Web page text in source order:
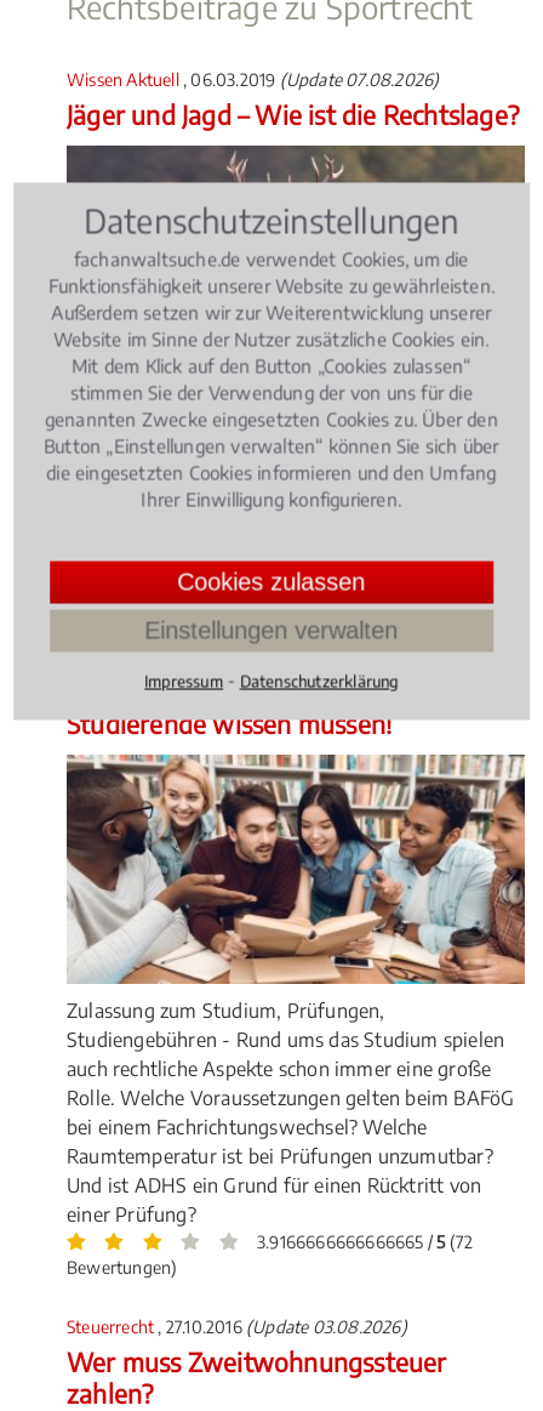
Wissen Aktuell , 06.03.2019 (Update 07.08.2026)
Jäger und Jagd – Wie ist die Rechtslage?
Die Zahl der Jäger nimmt in Deutschland stetig zu.
Ob Jagdunfälle, Schäden bei der Treibjagd oder der
Entzug des Waffenscheins – für viele Jäger ist die
Konfrontation mit Recht und Gesetz eine große
4.014598540145985 /
Bewertungen)
Wissen Aktuell, 05.02.2021(Update 05.08.2026)
Zulassung, Prüfungen, Gebühren – Was
Studierende wissen müssen!
Zulassung zum Studium, Prüfungen,
Studiengebühren - Rund ums das Studium spielen
auch rechtliche Aspekte schon immer eine große
Rolle. Welche Voraussetzungen gelten beim BAFöG
bei einem Fachrichtungswechsel? Welche
Raumtemperatur ist bei Prüfungen unzumutbar?
Und ist ADHS ein Grund für einen Rücktritt von
einer Prüfung?
3.9166666666666665 /5(72
Bewertungen)
Steuerrecht , 27.10.2016 (Update 03.08.2026)
Wer muss Zweitwohnungssteuer
zahlen?
Datenschutzeinstellungen
fachanwaltsuche.de verwendet Cookies, um die
Funktionsfähigkeit unserer Website zu gewährleisten.
Außerdem setzen wir zur Weiterentwicklung unserer
Website im Sinne der Nutzer zusätzliche Cookies ein.
Mit dem Klick auf den Button „Cookies zulassen“
stimmen Sie der Verwendung der von uns für die
genannten Zwecke eingesetzten Cookies zu. Über den
Button „Einstellungen verwalten“ können Sie sich über
die eingesetzten Cookies informieren und den Umfang
Ihrer Einwilligung konfigurieren.
Cookies zulassen
Einstellungen verwalten
Impressum ⁃ Datenschutzerklärung